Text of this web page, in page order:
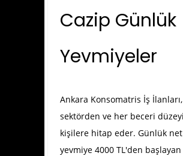
Cazip Günlük
Yevmiyeler
Ankara Konsomatris İş İlanları
sektörden ve her beceri
kişilere hitap eder. Günlük net
yevmiye 4000 TL'den